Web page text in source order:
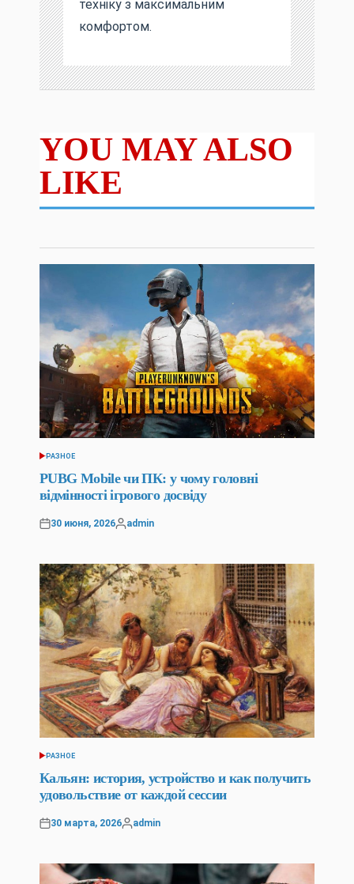
техніку з максимальним
комфортом.
YOU MAY ALSO
LIKE
POSTED
IN
РАЗНОЕ
PUBG Mobile чи ПК: у чому головні
відмінності ігрового досвіду
Posted
30 июня, 2026
Posted
admin
POSTED
IN
РАЗНОЕ
Кальян: история, устройство и как получить
удовольствие от каждой сессии
Posted
30 марта, 2026
Posted
admin